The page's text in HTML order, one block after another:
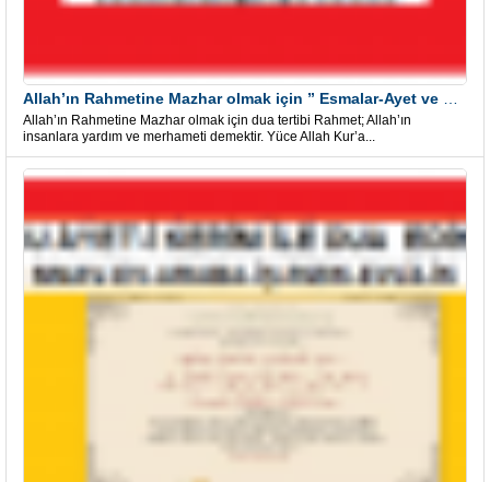
Allah’ın Rahmetine Mazhar olmak için dua tertibi Rahmet; Allah’ın
insanlara yardım ve merhameti demektir. Yüce Allah Kur’a...